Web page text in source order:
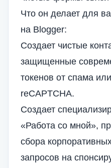
Что он делает для
на Blogger:
Создает чистые
защищенные
токенов от спама
reCAPTCHA.
Создает
«Работа со мной»,
сбора
запросов на